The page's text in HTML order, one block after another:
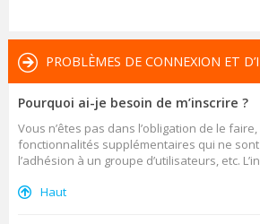
PROBLÈMES DE CONNEXION ET
Pourquoi ai-je besoin de m’inscrire ?
Vous n’êtes pas dans l’obligation de le
fonctionnalités supplémentaires qui ne
l’adhésion à un groupe d’utilisateurs, etc.
Haut